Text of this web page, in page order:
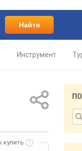
Найти
Инструмент
купить